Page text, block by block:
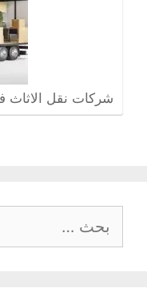
شركات نقل الاثاث في شارع
عن: